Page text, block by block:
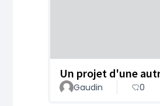
Un projet d'une
Gaudin 0